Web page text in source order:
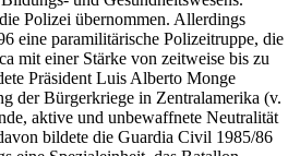
Polizei übernommen. Allerdings
eine paramilitärische Polizeitruppe, die
mit einer Stärke von zeitweise bis zu
Präsident Luis Alberto Monge
der Bürgerkriege in Zentralamerika (v.
aktive und unbewaffnete Neutralität
bildete die Guardia Civil 1985/86